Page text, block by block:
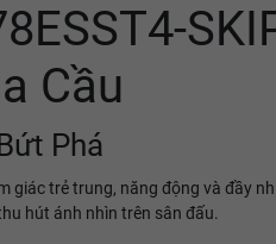
Cầu
Phá
giác trẻ trung, năng động và đầy
hút ánh nhìn trên sân đấu.